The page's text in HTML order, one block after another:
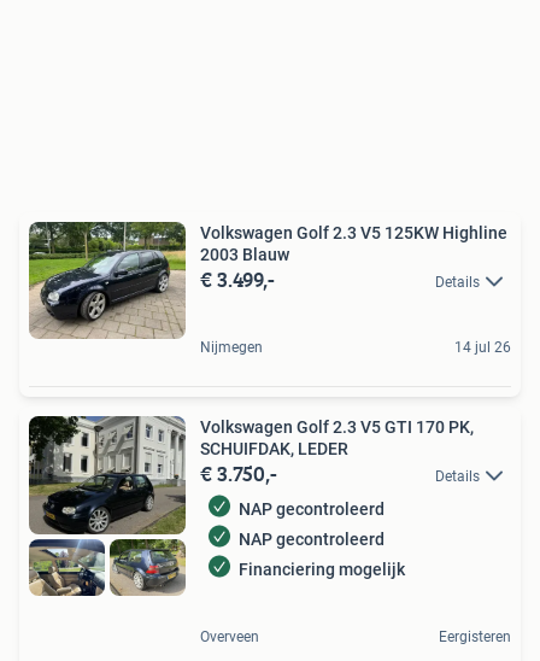
Volkswagen Golf 2.3 V5 125KW Highline
2003 Blauw
€ 3.499,- Details
Nijmegen 14 jul 26
Volkswagen Golf 2.3 V5 GTI 170 PK,
SCHUIFDAK, LEDER
€ 3.750,- Details
NAP gecontroleerd
NAP gecontroleerd
Financiering mogelijk
Overveen Eergisteren